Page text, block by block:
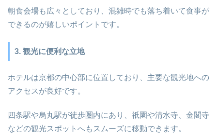
朝食会場も広々としており、混雑時でも落ち着いて食事が
できるのが嬉しいポイントです。
3. 観光に便利な立地
ホテルは京都の中心部に位置しており、主要な観光地への
アクセスが良好です。
四条駅や烏丸駅が徒歩圏内にあり、祇園や清水寺、金閣寺
などの観光スポットへもスムーズに移動できます。